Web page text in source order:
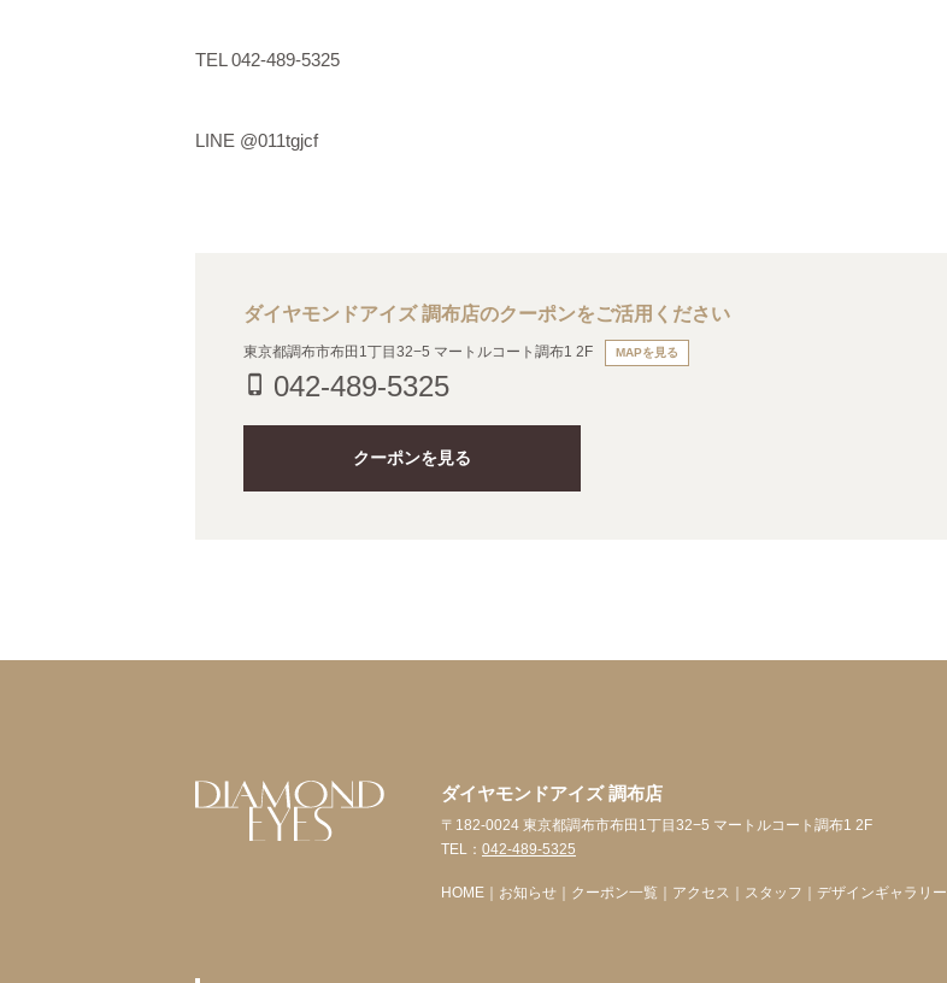
TEL 042-489-5325
LINE @011tgjcf
ダイヤモンドアイズ 調布店のクーポンをご活用ください
東京都調布市布田1丁目32−5 マートルコート調布1 2F MAPを見る
phone_iphone 042-489-5325
クーポンを見る
ダイヤモンドアイズ 調布店
〒182-0024 東京都調布市布田1丁目32−5 マートルコート調布1 2F
TEL： 042-489-5325
HOME お知らせ クーポン一覧 アクセス スタッフ デザインギャラリー